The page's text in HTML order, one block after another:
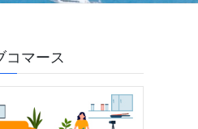
コマース